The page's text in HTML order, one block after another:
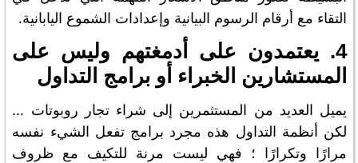
التقاء مع أرقام الرسوم البيانية وإعدادات الشموع اليابانية.
4. يعتمدون على أدمغتهم وليس على
المستشارين الخبراء أو برامج التداول
يميل العديد من المستثمرين إلى شراء تجار روبوتات ...
لكن أنظمة التداول هذه مجرد برامج تفعل الشيء نفسه
مرارًا وتكرارًا ؛ فهي ليست مرنة للتكيف مع ظروف